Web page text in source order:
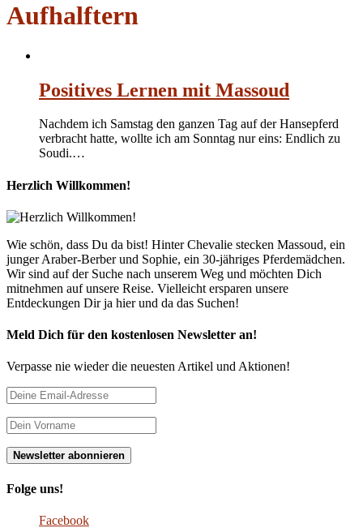
Aufhalftern
Positives Lernen mit Massoud
Nachdem ich Samstag den ganzen Tag auf der Hansepferd
verbracht hatte, wollte ich am Sonntag nur eins: Endlich zu
Soudi.…
Herzlich Willkommen!
Wie schön, dass Du da bist! Hinter Chevalie stecken Massoud, ein
junger Araber-Berber und Sophie, ein 30-jähriges Pferdemädchen.
Wir sind auf der Suche nach unserem Weg und möchten Dich
mitnehmen auf unsere Reise. Vielleicht ersparen unsere
Entdeckungen Dir ja hier und da das Suchen!
Meld Dich für den kostenlosen Newsletter an!
Verpasse nie wieder die neuesten Artikel und Aktionen!
Folge uns!
Facebook